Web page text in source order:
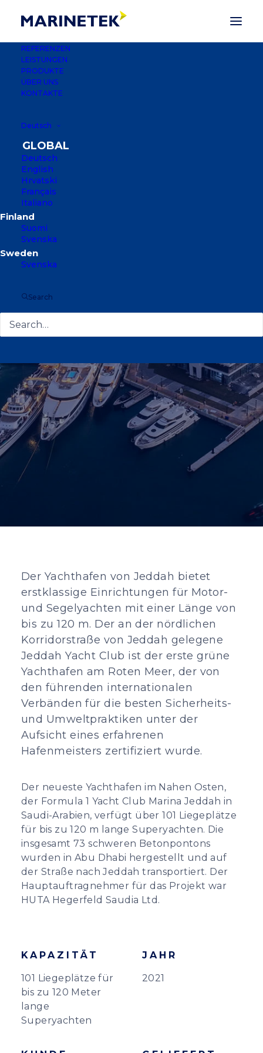
REFERENZEN
LEISTUNGEN
PRODUKTE
ÜBER UNS
KONTAKTE
Deutsch
Deutsch
English
Hrvatski
Français
Italiano
Suomi
Svenska
Svenska
Search
FORMULA 1 YACHT
CLUB YACHTHAFEN
Der Yachthafen von Jeddah bietet
erstklassige Einrichtungen für Motor-
und Segelyachten mit einer Länge von
bis zu 120 m. Der an der nördlichen
Korridorstraße von Jeddah gelegene
Jeddah Yacht Club ist der erste grüne
Yachthafen am Roten Meer, der von
den führenden internationalen
Verbänden für die besten Sicherheits-
und Umweltpraktiken unter der
Aufsicht eines erfahrenen
Hafenmeisters zertifiziert wurde.
Der neueste Yachthafen im Nahen Osten,
der Formula 1 Yacht Club Marina Jeddah in
Saudi-Arabien, verfügt über 101 Liegeplätze
für bis zu 120 m lange Superyachten. Die
insgesamt 73 schweren Betonpontons
wurden in Abu Dhabi hergestellt und auf
der Straße nach Jeddah transportiert. Der
Hauptauftragnehmer für das Projekt war
HUTA Hegerfeld Saudia Ltd.
KAPAZITÄT
101 Liegeplätze für
bis zu 120 Meter
lange
Superyachten
JAHR
2021